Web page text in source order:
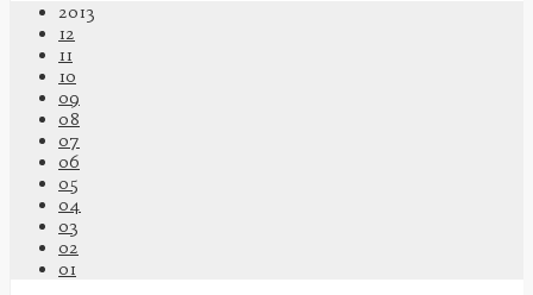
2013
12
11
10
09
08
07
06
05
04
03
02
01